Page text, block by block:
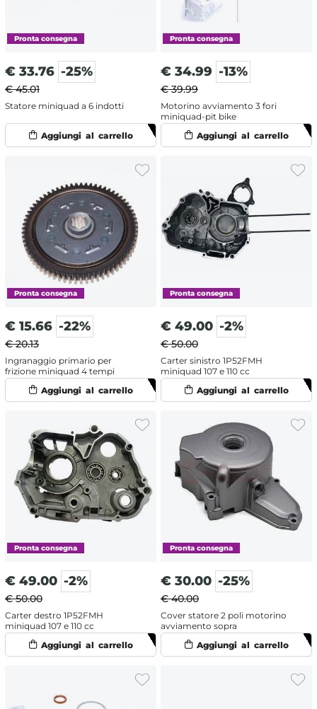
€ 33.76 -25%
€ 45.01
Statore miniquad a 6 indotti
€ 34.99 -13%
€ 39.99
Motorino avviamento 3 fori
miniquad-pit bike
€ 15.66 -22%
€ 20.13
Ingranaggio primario per
frizione miniquad 4 tempi
€ 49.00 -2%
€ 50.00
Carter sinistro 1P52FMH
miniquad 107 e 110 cc
€ 49.00 -2%
€ 50.00
Carter destro 1P52FMH
miniquad 107 e 110 cc
€ 30.00 -25%
€ 40.00
Cover statore 2 poli motorino
avviamento sopra